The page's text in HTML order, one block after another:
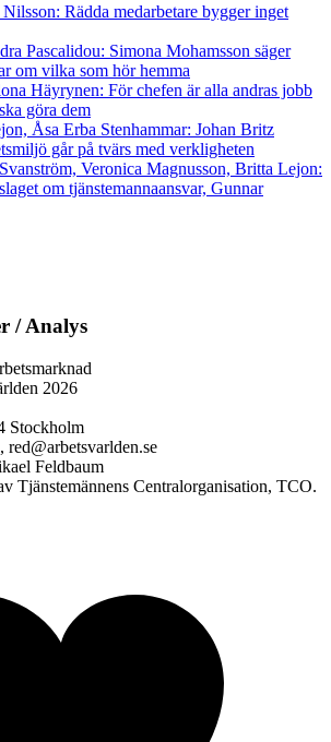
Rädda medarbetare bygger inget
Pascalidou: Simona Mohamsson säger
om vilka som hör hemma
Häyrynen: För chefen är alla andras jobb
göra dem
Åsa Erba Stenhammar: Johan Britz
går på tvärs med verkligheten
Veronica Magnusson, Britta Lejon:
om tjänstemannaansvar, Gunnar
/ Analys
2026
Stockholm
Feldbaum
Tjänstemännens Centralorganisation, TCO.